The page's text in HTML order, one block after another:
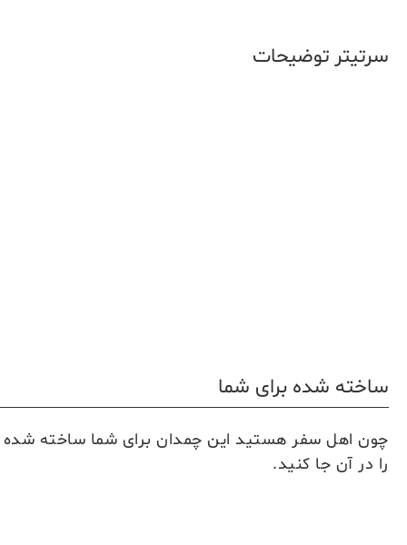
سرتیتر توضیحات
ساخته شده برای شما
چون اهل سفر هستید این چمدان برای شما ساخته
را در آن جا کنید.